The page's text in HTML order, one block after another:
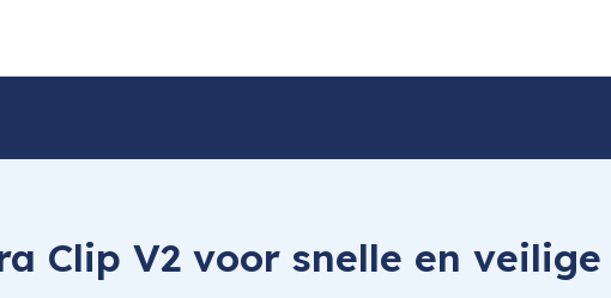
Clip V2 voor snelle en